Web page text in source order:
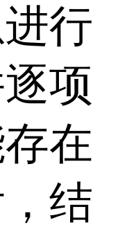
行
项
在
结